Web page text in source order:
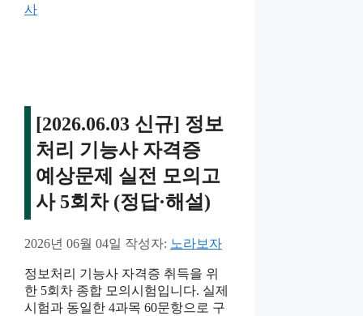
고
사
[2026.06.03 신규] 정보
처리 기능사 자격증
예상문제 실전 모의고
사 5회차 (정답·해설)
2026년 06월 04일 작성자: 노라보자
정보처리 기능사 자격증 취득을 위
한 5회차 종합 모의시험입니다. 실제
시험과 동일한 4과목 60문항으로 구